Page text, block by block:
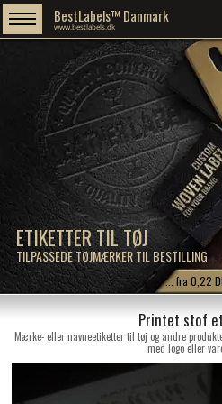
ETIKETTER TIL TØJ
TILPASSEDE TØJMÆRKER TIL BESTILLING
BestLabels™ Danmark
www.bestlabels.dk
... fra 0,22
Printet stof
Mærke- eller navneetiketter til tøj og andre
med logo eller